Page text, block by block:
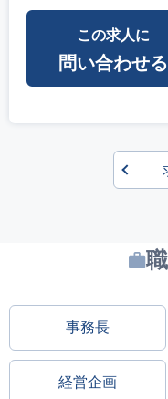
この求人に
問い合わせる
事務長
経営企画